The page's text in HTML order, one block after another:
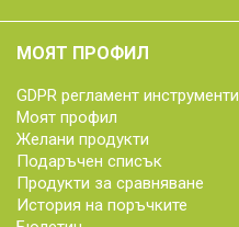
МОЯТ ПРОФИЛ
GDPR регламент инструменти
Моят профил
Желани продукти
Подаръчен списък
Продукти за сравняване
История на поръчките